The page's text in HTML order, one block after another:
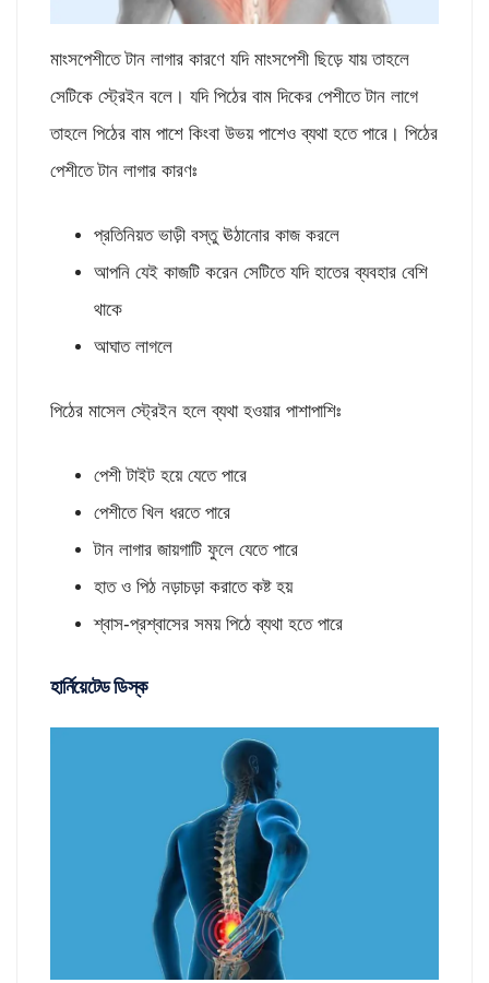
মাংসপেশীতে টান লাগার কারণে যদি মাংসপেশী ছিড়ে যায় তাহলে
সেটিকে স্ট্রেইন বলে। যদি পিঠের বাম দিকের পেশীতে টান লাগে
তাহলে পিঠের বাম পাশে কিংবা উভয় পাশেও ব্যথা হতে পারে। পিঠের
পেশীতে টান লাগার কারণঃ
প্রতিনিয়ত ভাড়ী বস্তু ঊঠানোর কাজ করলে
আপনি যেই কাজটি করেন সেটিতে যদি হাতের ব্যবহার বেশি
থাকে
আঘাত লাগলে
পিঠের মাসেল স্ট্রেইন হলে ব্যথা হওয়ার পাশাপাশিঃ
পেশী টাইট হয়ে যেতে পারে
পেশীতে খিল ধরতে পারে
টান লাগার জায়গাটি ফুলে যেতে পারে
হাত ও পিঠ নড়াচড়া করাতে কষ্ট হয়
শ্বাস-প্রশ্বাসের সময় পিঠে ব্যথা হতে পারে
হার্নিয়েটেড ডিস্ক